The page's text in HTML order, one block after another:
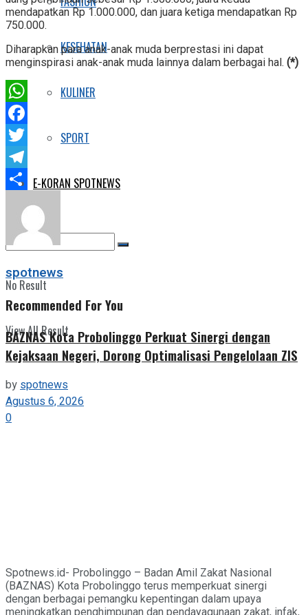
KESEHATAN
KULINER
SPORT
E-KORAN SPOTNEWS
No Result
View All Result
mendapatkan Rp 1.000.000, dan juara ketiga mendapatkan Rp
750.000.
Diharapkan para anak-anak muda berprestasi ini dapat
menginspirasi anak-anak muda lainnya dalam berbagai hal. (*)
WhatsApp
Facebook
Twitter
Telegram
Share
spotnews
Recommended For You
BAZNAS Kota Probolinggo Perkuat Sinergi dengan
Kejaksaan Negeri, Dorong Optimalisasi Pengelolaan ZIS
byspotnews
Agustus 6, 2026
0
Spotnews.id- Probolinggo – Badan Amil Zakat Nasional
(BAZNAS) Kota Probolinggo terus memperkuat sinergi
dengan berbagai pemangku kepentingan dalam upaya
meningkatkan penghimpunan dan pendayagunaan zakat, infak,